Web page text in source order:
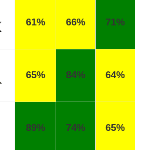
61% 66% 71%
65% 84% 64%
89% 74% 65%